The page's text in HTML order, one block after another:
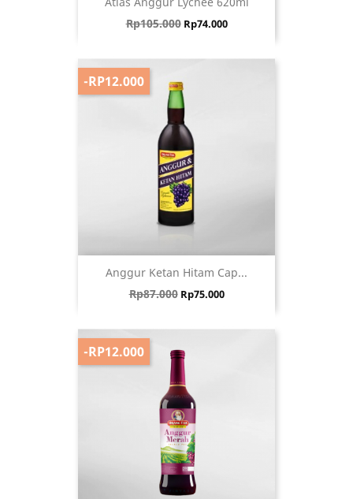
Harga biasa
Rp105.000 Harga
Rp74.000
Anggur Ketan Hitam Cap...
Harga biasa
Rp87.000 Harga
Rp75.000
-RP12.000
-RP12.000